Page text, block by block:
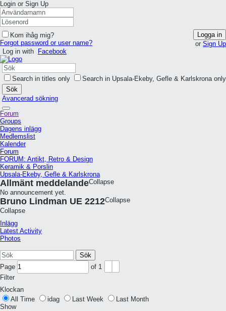
Login or Sign Up
Kom ihåg mig?
Logga in
Forgot password or user name?
or Sign Up
Log in with
Facebook
Search in titles only
Search in Upsala-Ekeby, Gefle & Karlskrona only
Sök
Avancerad sökning
Forum
Groups
Dagens inlägg
Medlemslist
Kalender
Forum
FORUM: Antikt, Retro & Design
Keramik & Porslin
Upsala-Ekeby, Gefle & Karlskrona
Allmänt meddelandeCollapse
No announcement yet.
Bruno Lindman UE 2212Collapse
Collapse
Inlägg
Latest Activity
Photos
Sök
Page
of 1
Filter
Klockan
All Time
idag Last Week
Last Month
Show